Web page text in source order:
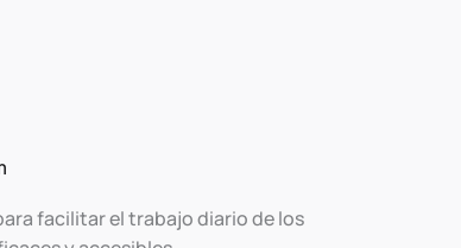
facilitar el trabajo diario de los